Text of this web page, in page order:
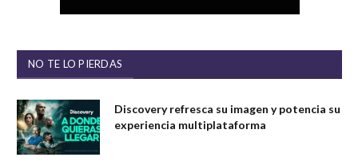
NO TE LO PIERDAS
Discovery refresca su imagen y potencia su
experiencia multiplataforma